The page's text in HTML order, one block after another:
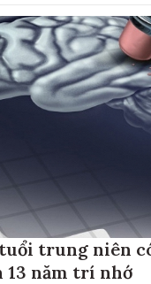
trung niên
13 năm trí nhớ